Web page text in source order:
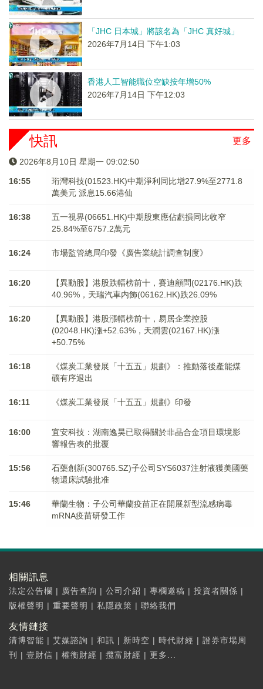
「JHC 日本城」將該名為「JHC 真好城」
2026年7月14日 下午1:03
香港人工智能職位空缺按年增50%
2026年7月14日 下午12:03
更多
快訊
2026年8月10日 星期一 09:02:50
16:55
珩灣科技(01523.HK)中期淨利同比增27.9%至2771.8
萬美元 派息15.66港仙
16:38
五一視界(06651.HK)中期股東應佔虧損同比收窄
25.84%至6757.2萬元
16:24 市場監管總局印發《廣告業統計調查制度》
16:20
【異動股】港股跌幅榜前十，賽迪顧問(02176.HK)跌
40.96%，天瑞汽車内飾(06162.HK)跌26.09%
16:20
【異動股】港股漲幅榜前十，易居企業控股
(02048.HK)漲+52.63%，天潤雲(02167.HK)漲
+50.75%
16:18
《煤炭工業發展「十五五」規劃》：推動落後產能煤
礦有序退出
16:11 《煤炭工業發展「十五五」規劃》印發
16:00
宜安科技：湖南逸昊已取得關於非晶合金項目環境影
響報告表的批覆
15:56
石藥創新(300765.SZ)子公司SYS6037注射液獲美國藥
物還床試驗批准
15:46
華蘭生物：子公司華蘭疫苗正在開展新型流感病毒
mRNA疫苗研發工作
相關訊息
法定公告欄 | 廣告查詢 | 公司介紹 | 專欄邀稿 | 投資者關係 |
版權聲明 | 重要聲明 | 私隱政策 | 聯絡我們
友情鏈接
清博智能 | 艾媒諮詢 | 和訊 | 新時空 | 時代財經 | 證券市場周
刊
| 壹財信 | 權衡財經 | 攬富財經 | 更多...